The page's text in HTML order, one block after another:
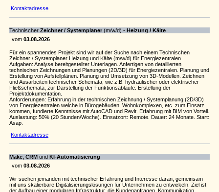
Kontaktadresse
Technischer Zeichner / Systemplaner (m/w/d) - Heizung / Kälte
vom 03.08.2026
Für ein spannendes Projekt sind wir auf der Suche nach einem Technischen
Zeichner / Systemplaner Heizung und Kälte (m/w/d) für Energiezentralen.
Aufgaben: Analyse bereitgestellter Unterlagen. Anfertigen von detaillierten
technischen Zeichnungen und Planungen (2D/3D) für Energiezentralen. Planung und
Erstellung von Aufstellplänen. Planung und Umsetzung von 3D-Modellen. Zeichnen
und Ausarbeiten technischer Schemata, wie z.B. hydraulischer oder elektrischer
Fließschemata, zur Darstellung der Funktionsabläufe. Erstellung der
Projektdokumentation.
Anforderungen: Erfahrung in der technischen Zeichnung / Systemplanung (2D/3D)
von Energiezentralen welche in Bürogebäuden, Wohnkomplexen, etc. zum Einsatz
kommen, fundierte Kenntnisse mit AutoCAD und Revit. Erfahrung mit BIM von Vorteil.
Auslastung: 50% (20 Stunden/Woche). Einsatzort: Remote. Dauer: 24 Monate. Start:
Asap.
Kontaktadresse
Make, CRM und KI-Automatisierung
vom 03.08.2026
Wir suchen jemanden mit technischer Erfahrung und Interesse daran, gemeinsam
mit uns skalierbare Digitalisierungslösungen für Unternehmen zu entwickeln. Ziel ist
der Aufbau einer modularen Infrastruktur, die Kundenanfragen, Kommunikation,